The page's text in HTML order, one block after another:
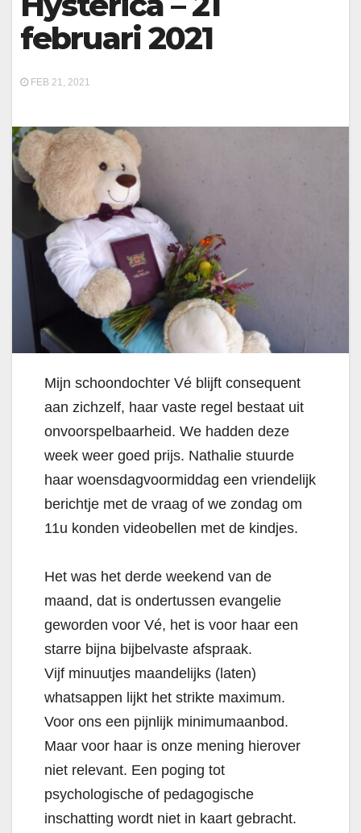
februari 2021
FEB 21, 2021
Mijn schoondochter Vé blijft consequent
aan zichzelf, haar vaste regel bestaat uit
onvoorspelbaarheid. We hadden deze
week weer goed prijs. Nathalie stuurde
haar woensdagvoormiddag een vriendelijk
berichtje met de vraag of we zondag om
11u konden videobellen met de kindjes.
Het was het derde weekend van de
maand, dat is ondertussen evangelie
geworden voor Vé, het is voor haar een
starre bijna bijbelvaste afspraak.
Vijf minuutjes maandelijks (laten)
whatsappen lijkt het strikte maximum.
Voor ons een pijnlijk minimumaanbod.
Maar voor haar is onze mening hierover
niet relevant. Een poging tot
psychologische of pedagogische
inschatting wordt niet in kaart gebracht.